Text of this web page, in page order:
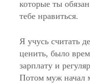
которые ты
тебе нравиться.
Я учусь считать
ценить, было
зарплату и
Потом муж начал